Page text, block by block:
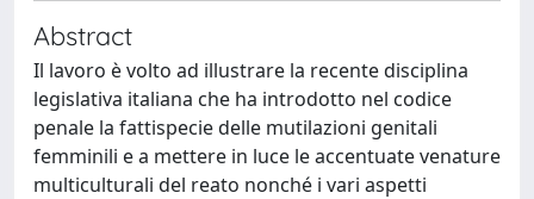
Abstract
Il lavoro è volto ad illustrare la recente disciplina
legislativa italiana che ha introdotto nel codice
penale la fattispecie delle mutilazioni genitali
femminili e a mettere in luce le accentuate venature
multiculturali del reato nonché i vari aspetti